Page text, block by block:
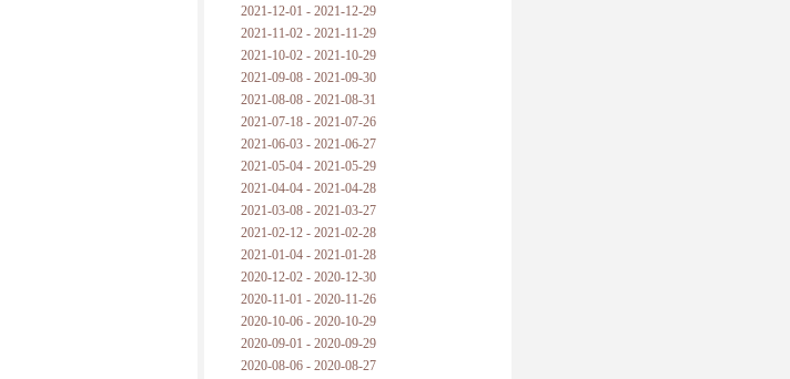
2021-12-01 - 2021-12-29
2021-11-02 - 2021-11-29
2021-10-02 - 2021-10-29
2021-09-08 - 2021-09-30
2021-08-08 - 2021-08-31
2021-07-18 - 2021-07-26
2021-06-03 - 2021-06-27
2021-05-04 - 2021-05-29
2021-04-04 - 2021-04-28
2021-03-08 - 2021-03-27
2021-02-12 - 2021-02-28
2021-01-04 - 2021-01-28
2020-12-02 - 2020-12-30
2020-11-01 - 2020-11-26
2020-10-06 - 2020-10-29
2020-09-01 - 2020-09-29
2020-08-06 - 2020-08-27